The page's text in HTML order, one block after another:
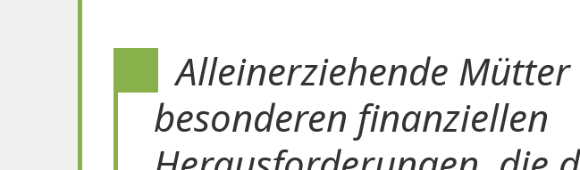
Alleinerziehende
besonderen finanziellen